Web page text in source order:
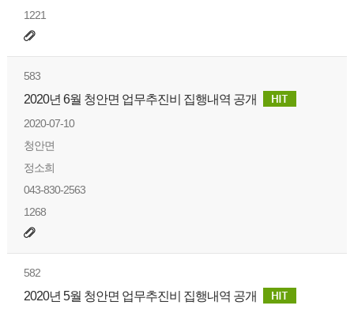
1221
583
2020년 6월 청안면 업무추진비 집행내역 공개
2020-07-10
청안면
정소희
043-830-2563
1268
582
2020년 5월 청안면 업무추진비 집행내역 공개